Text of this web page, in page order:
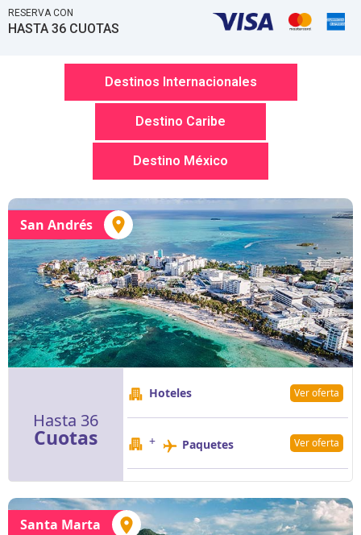
RESERVA CON
HASTA 36 CUOTAS
Destinos Internacionales
Destino Caribe
Destino México
San Andrés
Hasta 36
Cuotas
Hoteles Ver oferta
+ Paquetes Ver oferta
Santa Marta